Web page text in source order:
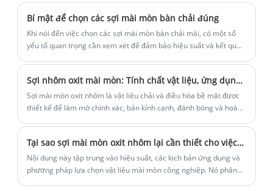
đi độ sáng bóng, trông xỉn màu và cũ kỹ.
Bí mật để chọn các sợi mài mòn bàn chải đúng
Khi nói đến việc chọn các sợi mài mòn bàn chải mài, có một số
yếu tố quan trọng cần xem xét để đảm bảo hiệu suất và kết quả
Sợi nhôm oxit mài mòn: Tính chất vật liệu, ứng dụng công nghiệp và tiêu chí lựa chọn
Sợi mài mòn oxit nhôm là vật liệu chải và điều hòa bề mặt được
thiết kế để làm mờ chính xác, bán kính cạnh, đánh bóng và hoàn
thông thường hoặc vật liệu mài mòn được phủ, những sợi này kết
hợp chất mang polymer linh hoạt với các hạt mài mòn oxit nhôm
nhúng, cho phép loại bỏ vật liệu có kiểm soát với mức độ hư
Tại sao sợi mài mòn oxit nhôm lại cần thiết cho việc hoàn thiện bề mặt công nghiệp hiện đại?
Nội dung này tập trung vào hiệu suất, các kịch bản ứng dụng và
phương pháp lựa chọn vật liệu mài mòn công nghiệp. Nó phân